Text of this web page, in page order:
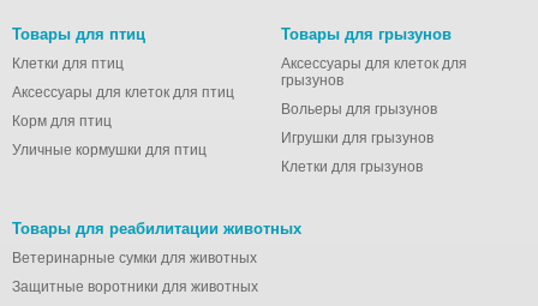
Товары для птиц
Клетки для птиц
Аксессуары для клеток для птиц
Корм для птиц
Уличные кормушки для птиц
Товары для грызунов
Аксессуары для клеток для
грызунов
Вольеры для грызунов
Игрушки для грызунов
Клетки для грызунов
Товары для реабилитации животных
Ветеринарные сумки для животных
Защитные воротники для животных